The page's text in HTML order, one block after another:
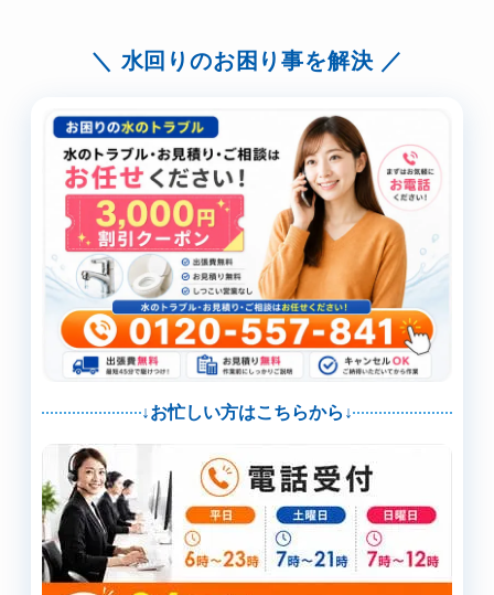
水回りのお困り事を解決
↓お忙しい方はこちらから↓